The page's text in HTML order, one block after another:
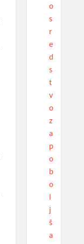
o
s
r
e
d
s
t
v
o
z
a
p
o
b
o
l
j
š
a